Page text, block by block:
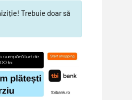
Trebuie doar să